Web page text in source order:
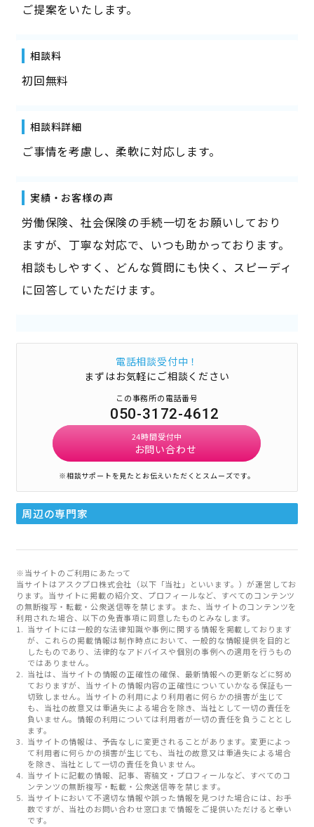
ご提案をいたします。
相談料
初回無料
相談料詳細
ご事情を考慮し、柔軟に対応します。
実績・お客様の声
労働保険、社会保険の手続一切をお願いしており
ますが、丁寧な対応で、いつも助かっております。
相談もしやすく、どんな質問にも快く、スピーディ
に回答していただけます。
電話相談受付中！
まずはお気軽にご相談ください
この事務所の電話番号
050-3172-4612
24時間受付中
お問い合わせ
※相談サポートを見たとお伝えいただくとスムーズです。
周辺の専門家
※当サイトのご利用にあたって
当サイトはアスクプロ株式会社（以下「当社」といいます。）が運営してお
ります。当サイトに掲載の紹介文、プロフィールなど、すべてのコンテンツ
の無断複写・転載・公衆送信等を禁じます。また、当サイトのコンテンツを
利用された場合、以下の免責事項に同意したものとみなします。
当サイトには一般的な法律知識や事例に関する情報を掲載しております
が、これらの掲載情報は制作時点において、一般的な情報提供を目的と
したものであり、法律的なアドバイスや個別の事例への適用を行うもの
ではありません。
当社は、当サイトの情報の正確性の確保、最新情報への更新などに努め
ておりますが、当サイトの情報内容の正確性についていかなる保証も一
切致しません。当サイトの利用により利用者に何らかの損害が生じて
も、当社の故意又は重過失による場合を除き、当社として一切の責任を
負いません。情報の利用については利用者が一切の責任を負うこととし
ます。
当サイトの情報は、予告なしに変更されることがあります。変更によっ
て利用者に何らかの損害が生じても、当社の故意又は重過失による場合
を除き、当社として一切の責任を負いません。
当サイトに記載の情報、記事、寄稿文・プロフィールなど、すべてのコ
ンテンツの無断複写・転載・公衆送信等を禁じます。
当サイトにおいて不適切な情報や誤った情報を見つけた場合には、お手
数ですが、当社のお問い合わせ窓口まで情報をご提供いただけると幸い
です。